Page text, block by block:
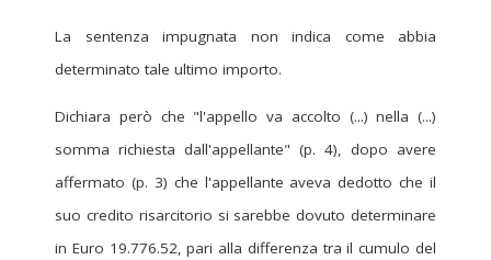
La sentenza impugnata non indica come abbia
determinato tale ultimo importo.
Dichiara però che "l'appello va accolto (...) nella (...)
somma richiesta dall'appellante" (p. 4), dopo avere
affermato (p. 3) che l'appellante aveva dedotto che il
suo credito risarcitorio si sarebbe dovuto determinare
in Euro 19.776.52, pari alla differenza tra il cumulo del